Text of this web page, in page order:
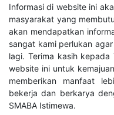
Informasi di website ini
masyarakat yang
akan mendapatkan
sangat kami perlukan
lagi. Terima kasih
website ini untuk
memberikan manfaat
bekerja dan berkarya
SMABA Istimewa.